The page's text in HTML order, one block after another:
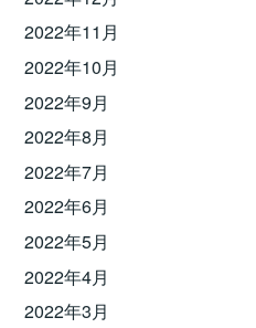
2022年11月
2022年10月
2022年9月
2022年8月
2022年7月
2022年6月
2022年5月
2022年4月
2022年3月